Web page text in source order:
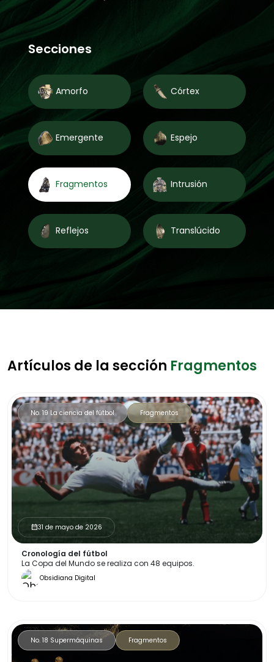
Secciones
Amorfo Córtex
Emergente Espejo
Fragmentos Intrusión
Reflejos Translúcido
Artículos de la sección Fragmentos
No. 19 La ciencia del fútbol Fragmentos
calendar_month31 de mayo de 2026
Cronología del fútbol
La Copa del Mundo se realiza con 48 equipos.
Obsidiana Digital
No. 18 Supermáquinas Fragmentos